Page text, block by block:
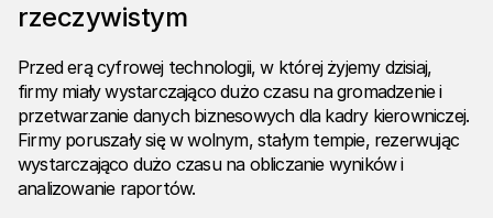
rzeczywistym
Przed erą cyfrowej technologii, w której żyjemy dzisiaj,
firmy miały wystarczająco dużo czasu na gromadzenie i
przetwarzanie danych biznesowych dla kadry kierowniczej.
Firmy poruszały się w wolnym, stałym tempie, rezerwując
wystarczająco dużo czasu na obliczanie wyników i
analizowanie raportów.